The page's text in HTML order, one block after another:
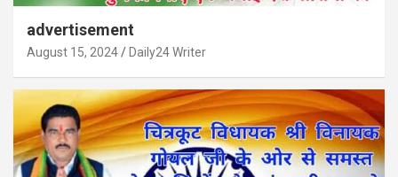
advertisement
August 15, 2024 Daily24 Writer